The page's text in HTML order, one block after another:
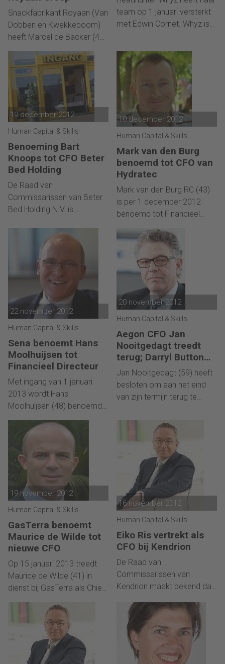
Snackfabrikant Royaan (Van
Dobben en Kwekkeboom)
heeft Marcel de Backer (45)
van de groep. De Backer
komt van de Banketgroep
waar hij
eindverantwoordelijk was
voor Finance en ICT.
team op 1 januari versterkt
met Edwin Cornet. Whyz is
WO opgeleide professionals
binnen de financiële en
zakelijke dienstverlening en
de zorg.
19 december 2012
Human Capital & Skills
Benoeming Bart
Knoops tot CFO Beter
Bed Holding
De Raad van
Commissarissen van Beter
Bed Holding N.V. is
2013 instemming te vragen
aan de Algemene
Vergadering van
Aandeelhouders om Bart
Koops (55) te benoemen
tot CFO en statutair
directeur.
10 december 2012
Human Capital & Skills
Mark van den Burg
benoemd tot CFO van
Hydratec
Mark van den Burg RC (43)
is per 1 december 2012
benoemd tot Financieel
Hydratec Industries NV. Hij is
sinds 1 april 2010 werkzaam
voor Hydratec als Finance &
Control Manager en heeft
daarvoor in financiële
functies gewerkt bij onder
andere Koninklijke Verkade
NV en BDO Accountants en
Adviseurs.
22 november 2012
Human Capital & Skills
Sena benoemt Hans
Moolhuijsen tot
Financieel Directeur
Met ingang van 1 januari
2013 wordt Hans
Moolhuijsen (48) benoemd
Sena. Op dit moment is hij
Financieel Directeur van
ManpowerGroup Nederland.
20 november 2012
Human Capital & Skills
Aegon CFO Jan
Nooitgedagt treedt
terug; Darryl Button
voorgedragen als
opvolger
Jan Nooitgedagt (59) heeft
besloten om aan het eind
van zijn termijn terug te
Officer van Aegon, in lijn met
de pensioenafspraken voor
leden van de Raad van
19 november 2012
Human Capital & Skills
GasTerra benoemt
Maurice de Wilde tot
nieuwe CFO
Op 15 januari 2013 treedt
Maurice de Wilde (41) in
dienst bij GasTerra als Chief
GasTerra. Hij volgt Maarten
Blacquière op, die op 1
december 2012 als CFO bij
Enexis in dienst treedt.
16 november 2012
Human Capital & Skills
Eiko Ris vertrekt als
CFO bij Kendrion
De Raad van
Commissarissen van
Kendrion maakt bekend dat
te kennen heeft gegeven zijn
carrière elders voort te
zetten. Eiko Ris wordt CFO
bij Hertel Holding B.V. waar
hij uiterlijk 1 maart 2013 zal